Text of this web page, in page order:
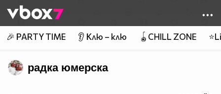
👾
🎉 PARTY TIME 👂 Клю – клю 🪀CHILL ZONE
радка юмерска